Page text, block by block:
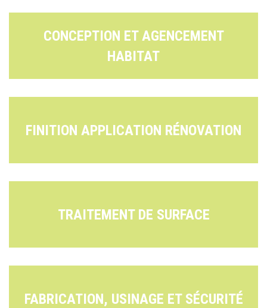
CONCEPTION ET AGENCEMENT
HABITAT
FINITION APPLICATION RÉNOVATION
TRAITEMENT DE SURFACE
FABRICATION, USINAGE ET SÉCURITÉ